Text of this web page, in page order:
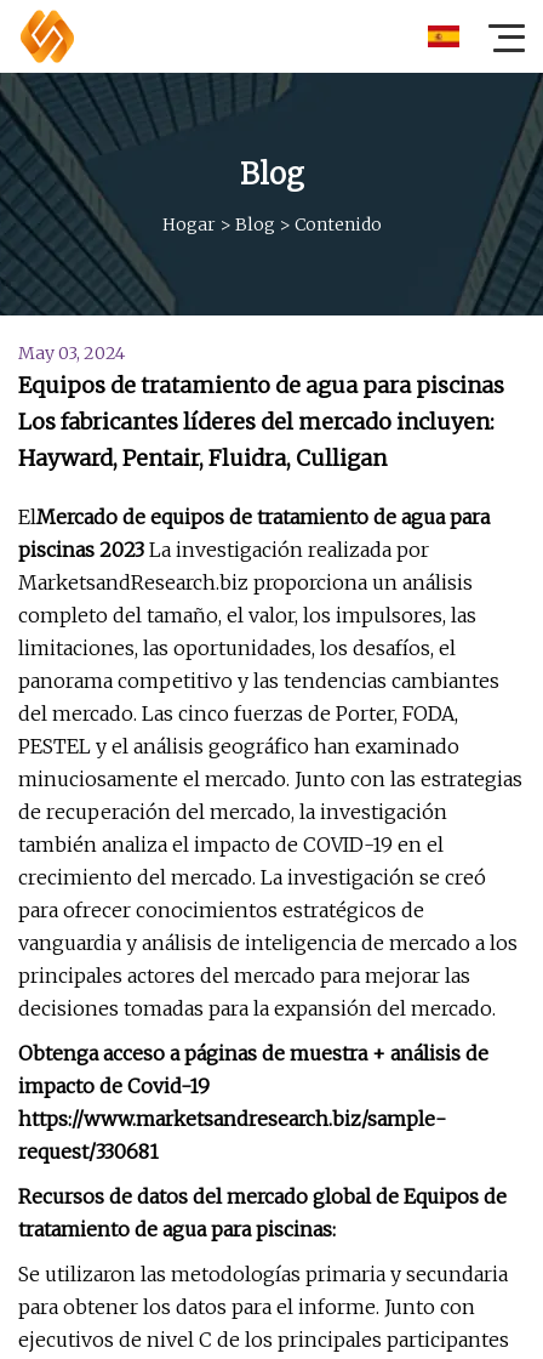
Blog
Hogar> Blog > Contenido
May 03, 2024
Equipos de tratamiento de agua para piscinas
Los fabricantes líderes del mercado incluyen:
Hayward, Pentair, Fluidra, Culligan
ElMercado de equipos de tratamiento de agua para
piscinas 2023 La investigación realizada por
MarketsandResearch.biz proporciona un análisis
completo del tamaño, el valor, los impulsores, las
limitaciones, las oportunidades, los desafíos, el
panorama competitivo y las tendencias cambiantes
del mercado. Las cinco fuerzas de Porter, FODA,
PESTEL y el análisis geográfico han examinado
minuciosamente el mercado. Junto con las estrategias
de recuperación del mercado, la investigación
también analiza el impacto de COVID-19 en el
crecimiento del mercado. La investigación se creó
para ofrecer conocimientos estratégicos de
vanguardia y análisis de inteligencia de mercado a los
principales actores del mercado para mejorar las
decisiones tomadas para la expansión del mercado.
Obtenga acceso a páginas de muestra + análisis de
impacto de Covid-19
https://www.marketsandresearch.biz/sample-
request/330681
Recursos de datos del mercado global de Equipos de
tratamiento de agua para piscinas:
Se utilizaron las metodologías primaria y secundaria
para obtener los datos para el informe. Junto con
ejecutivos de nivel C de los principales participantes